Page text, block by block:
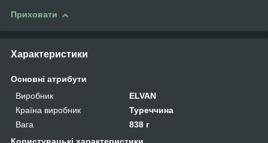
Приховати
Характеристики
Основні атрибути
Виробник
ELVAN
Країна виробник
Туреччина
Вага
838 г
Користувацькi характеристики